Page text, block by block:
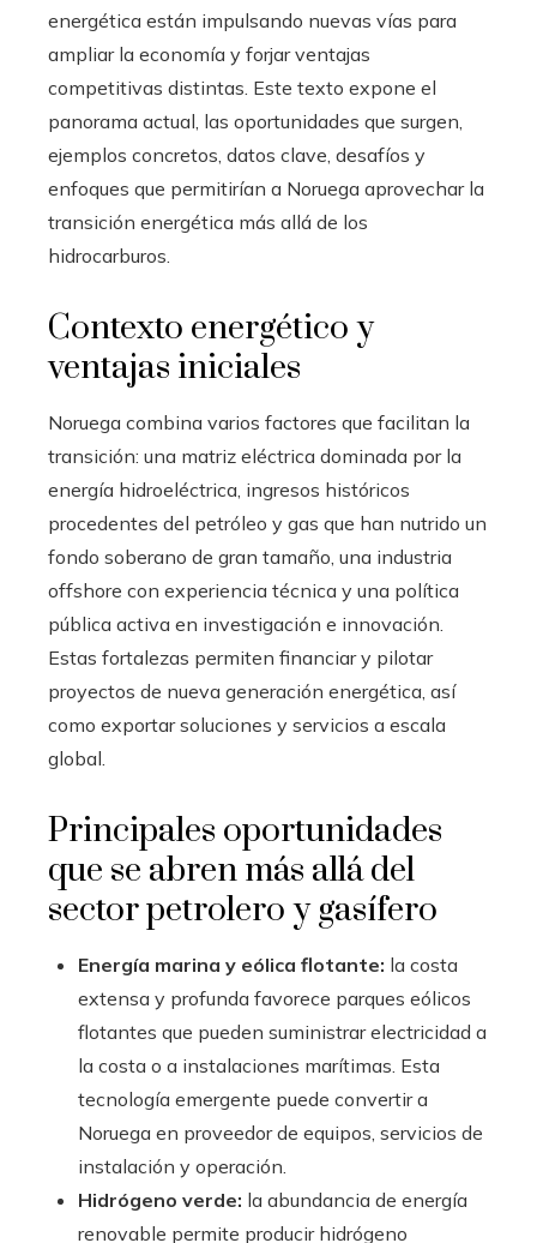
energética están impulsando nuevas vías para
ampliar la economía y forjar ventajas
competitivas distintas. Este texto expone el
panorama actual, las oportunidades que surgen,
ejemplos concretos, datos clave, desafíos y
enfoques que permitirían a Noruega aprovechar la
transición energética más allá de los
hidrocarburos.
Contexto energético y
ventajas iniciales
Noruega combina varios factores que facilitan la
transición: una matriz eléctrica dominada por la
energía hidroeléctrica, ingresos históricos
procedentes del petróleo y gas que han nutrido un
fondo soberano de gran tamaño, una industria
offshore con experiencia técnica y una política
pública activa en investigación e innovación.
Estas fortalezas permiten financiar y pilotar
proyectos de nueva generación energética, así
como exportar soluciones y servicios a escala
global.
Principales oportunidades
que se abren más allá del
sector petrolero y gasífero
Energía marina y eólica flotante: la costa
extensa y profunda favorece parques eólicos
flotantes que pueden suministrar electricidad a
la costa o a instalaciones marítimas. Esta
tecnología emergente puede convertir a
Noruega en proveedor de equipos, servicios de
instalación y operación.
Hidrógeno verde: la abundancia de energía
renovable permite producir hidrógeno